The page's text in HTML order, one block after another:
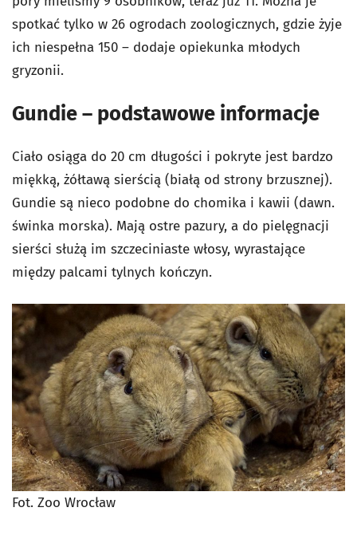
spotkać tylko w 26 ogrodach zoologicznych, gdzie żyje
ich niespełna 150 – dodaje opiekunka młodych
gryzonii.
Gundie – podstawowe informacje
Ciało osiąga do 20 cm długości i pokryte jest bardzo
miękką, żółtawą sierścią (białą od strony brzusznej).
Gundie są nieco podobne do chomika i kawii (dawn.
świnka morska). Mają ostre pazury, a do pielęgnacji
sierści służą im szczeciniaste włosy, wyrastające
między palcami tylnych kończyn.
Fot. Zoo Wrocław